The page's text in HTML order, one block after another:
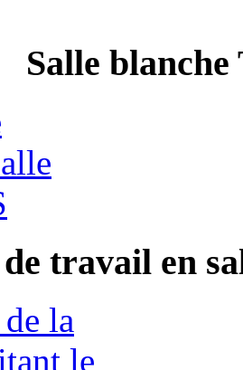
Salle
de travail en